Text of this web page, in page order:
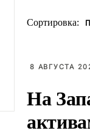
Сортировка:
8 АВГУСТА
На